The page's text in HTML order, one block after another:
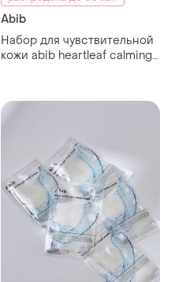
Abib
Набор для чувствительной
кожи abib heartleaf calming